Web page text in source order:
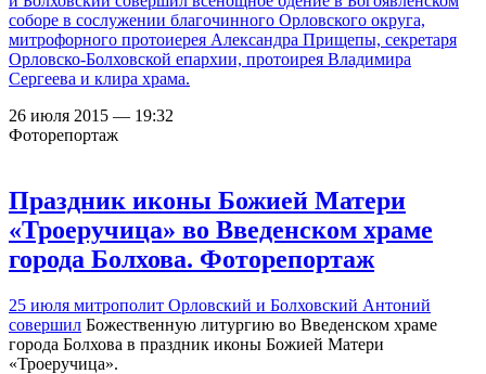
соборе в сослужении благочинного Орловского округа,
митрофорного протоиерея Александра Прищепы, секретаря
Орловско-Болховской епархии, протоирея Владимира
Сергеева и клира храма.
26 июля 2015 — 19:32
Фоторепортаж
Праздник иконы Божией Матери
«Троеручица» во Введенском храме
города Болхова. Фоторепортаж
25 июля митрополит Орловский и Болховский Антоний
совершил Божественную литургию во Введенском храме
города Болхова в праздник иконы Божией Матери
«Троеручица».